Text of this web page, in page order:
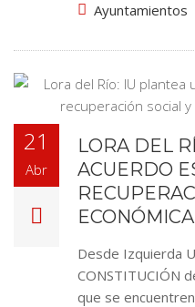
Ayuntamientos
21
Abr
LORA DEL
ACUERDO
Desde Izquierda
CONSTITUCIÓN
que se